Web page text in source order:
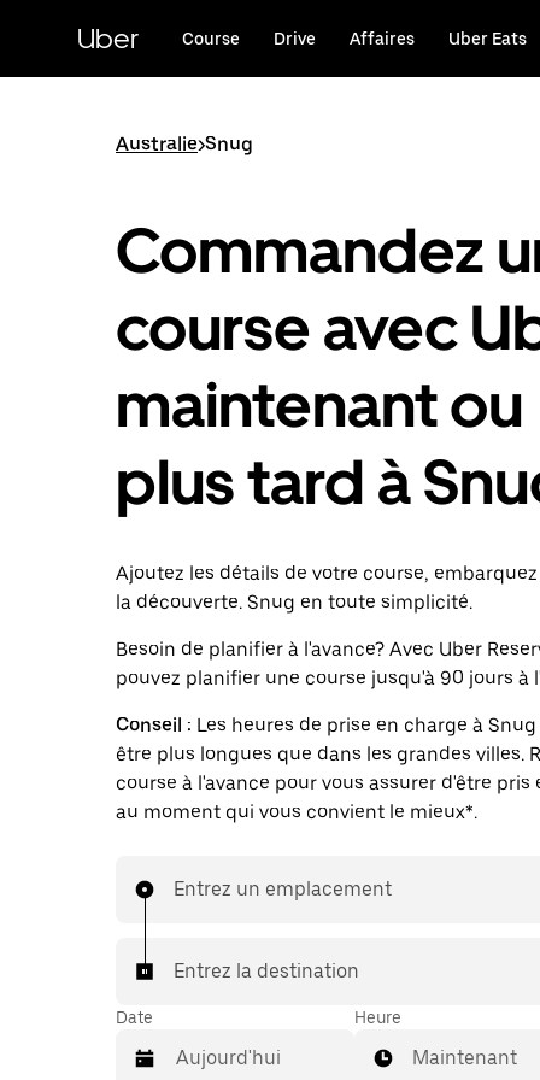
principal
Uber Course Drive Affaires Uber Eats
Australie>Snug
Commandez
course avec
maintenant ou
plus tard à
Ajoutez les détails de votre course,
la découverte. Snug en toute simplicité.
Besoin de planifier à l'avance? Avec Uber
pouvez planifier une course jusqu'à 90 jours à
Conseil : Les heures de prise en charge à
être plus longues que dans les grandes villes.
course à l'avance pour vous assurer d'être pris
au moment qui vous convient le mieux*.
Entrez un emplacement
Entrez la destination
Date Heure
Maintenant